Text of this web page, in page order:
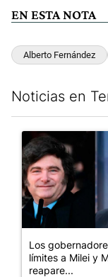
EN ESTA NOTA
Alberto Fernández
Noticias en
Un artículo de
Los
límites a Milei y
reapare...